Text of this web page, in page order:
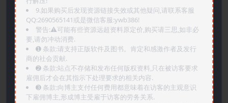
9.如果购买后发现资源链接失效或其他疑问,请联系客服
QQ:2690565141或是微信客服:ywb386!
警告:⚠️可能有些资源远超资料原定价,购买请三思,如非必
要,请勿冲动消费.
➊️ 条款:请支持正版软件及图书。肯定和感激作者及发行
商的社会贡献.
➋️ 条款:站点不存储和发布任何版权资料,只在被访客要求
雇佣后才会在其指示下处理要求的相关内容.
➌️ 条款:向博主支付任何费用都意味着在访客的主观意识
下雇佣博主,形成博主受雇于访客的劳务关系.